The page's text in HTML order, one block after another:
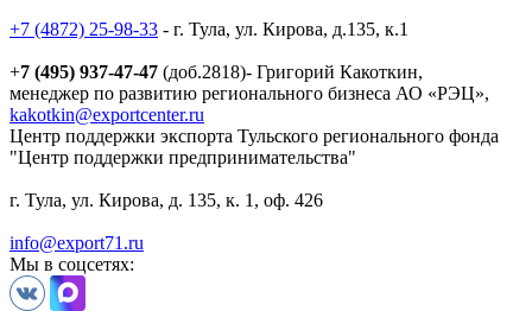
+7 (4872) 25-98-33 - г. Тула, ул. Кирова, д.135, к.1
+7 (495) 937-47-47 (доб.2818)- Григорий Какоткин,
менеджер по развитию регионального бизнеса АО «РЭЦ»,
kakotkin@exportcenter.ru
Центр поддержки экспорта Тульского регионального фонда
"Центр поддержки предпринимательства"
г. Тула, ул. Кирова, д. 135, к. 1, оф. 426
info@export71.ru
Мы в соцсетях: